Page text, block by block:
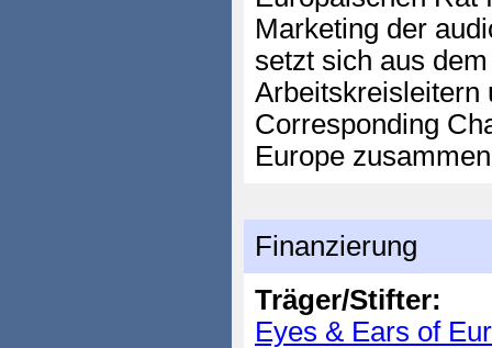
Marketing der
setzt sich aus
Arbeitskreisleitern
Corresponding
Europe
Finanzierung
Träger/Stifter:
Eyes & Ears of